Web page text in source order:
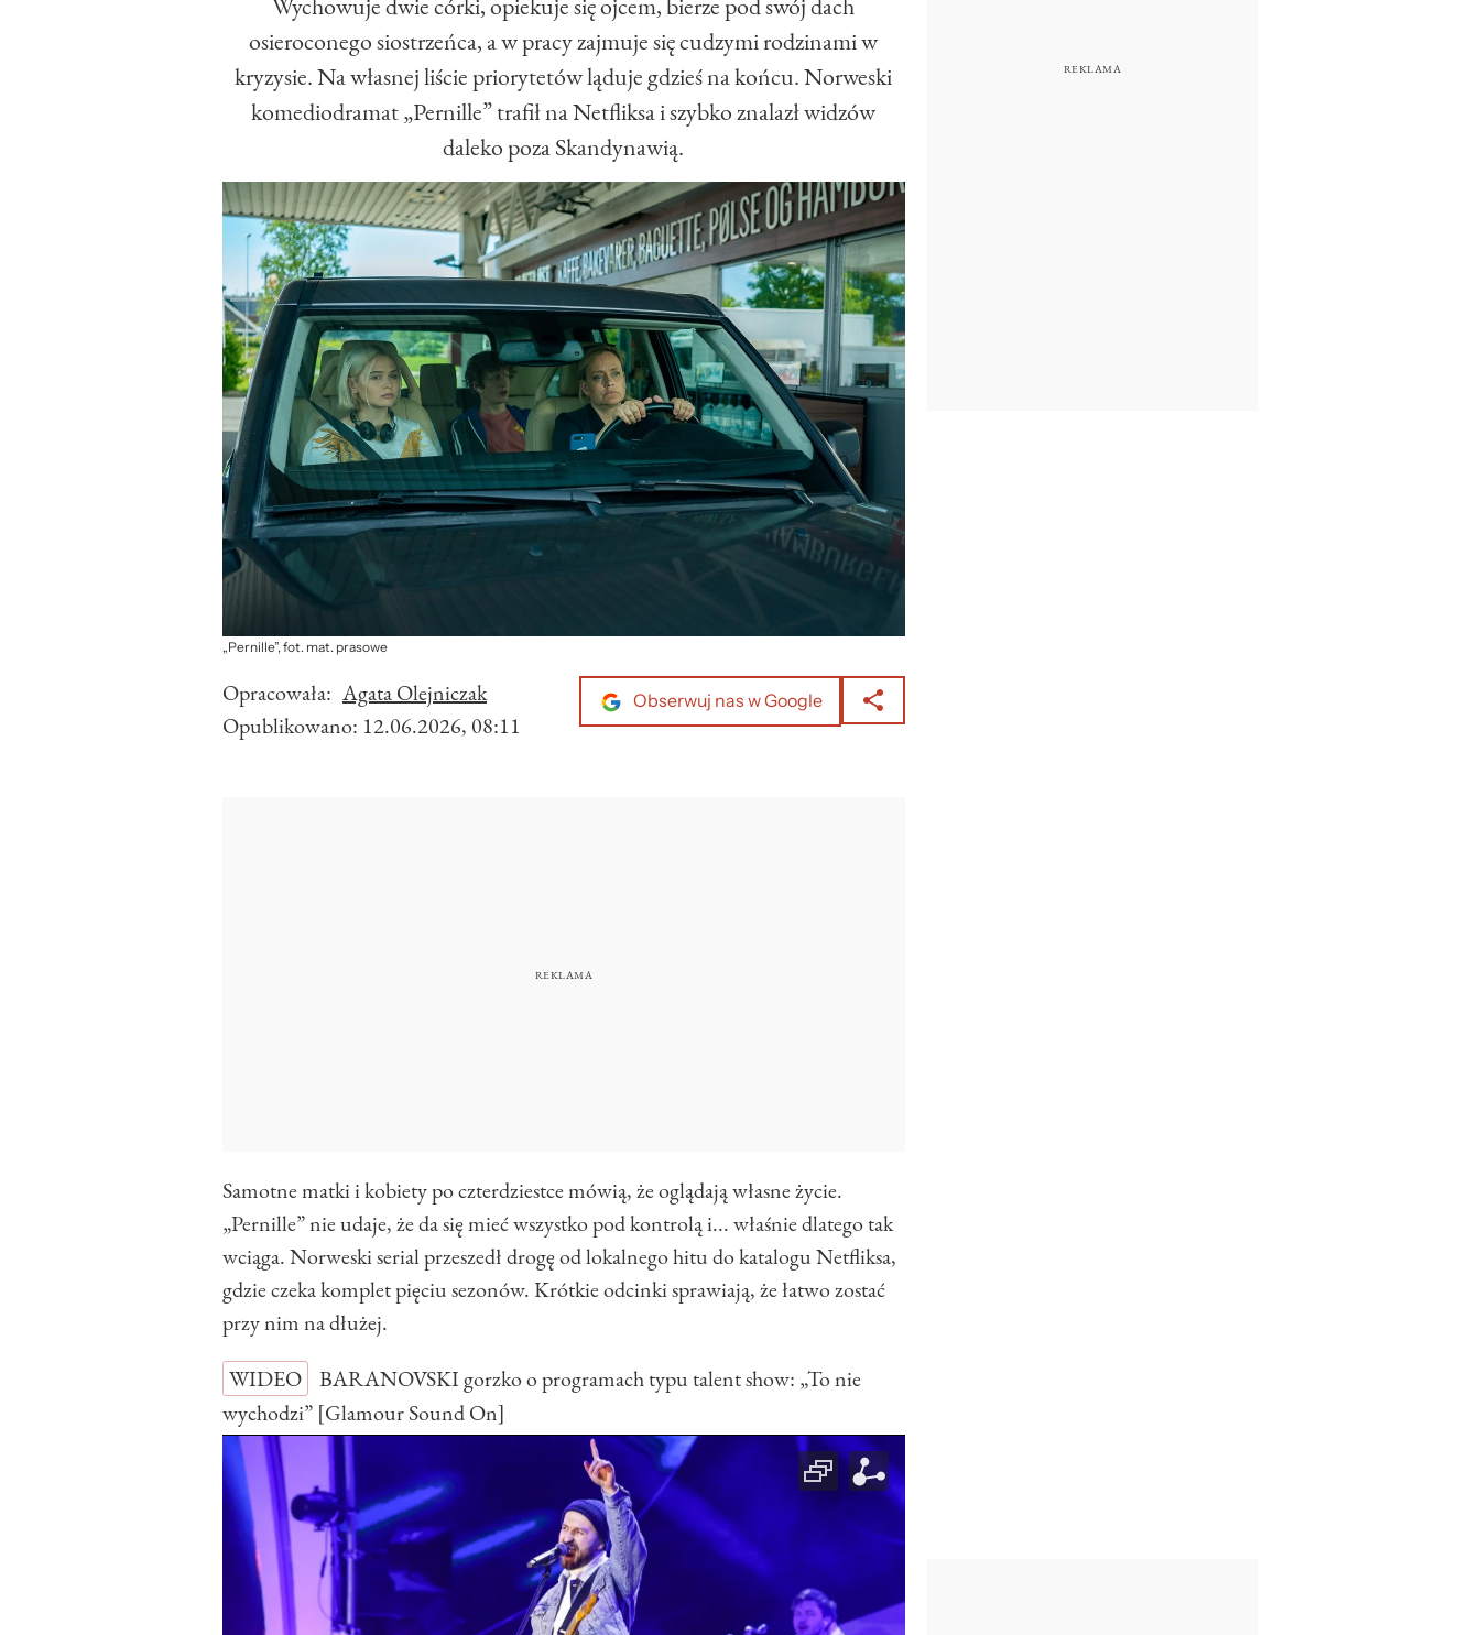
osieroconego siostrzeńca, a w pracy zajmuje się cudzymi rodzinami w
kryzysie. Na własnej liście priorytetów ląduje gdzieś na końcu. Norweski
komediodramat „Pernille” trafił na Netfliksa i szybko znalazł widzów
daleko poza Skandynawią.
„Pernille”, fot. mat. prasowe
Opracowała: Agata Olejniczak
Opublikowano: 12.06.2026, 08:11
Obserwuj nas w Google
Samotne matki i kobiety po czterdziestce mówią, że oglądają własne życie.
„Pernille” nie udaje, że da się mieć wszystko pod kontrolą i... właśnie dlatego tak
wciąga. Norweski serial przeszedł drogę od lokalnego hitu do katalogu Netfliksa,
gdzie czeka komplet pięciu sezonów. Krótkie odcinki sprawiają, że łatwo zostać
przy nim na dłużej.
WIDEO
BARANOVSKI gorzko o programach typu talent show: „To nie
wychodzi” [Glamour Sound On]